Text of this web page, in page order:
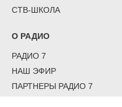
СТВ-ШКОЛА
О РАДИО
РАДИО 7
НАШ ЭФИР
ПАРТНЕРЫ РАДИО 7